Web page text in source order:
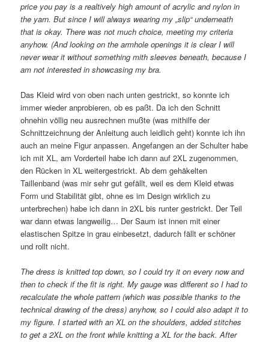
price you pay is a realtively high amount of acrylic and nylon in
the yarn. But since I will always wearing my „slip“ underneath
that is okay. There was not much choice, meeting my criteria
anyhow. (And looking on the armhole openings it is clear I will
never wear it without something mith sleeves beneath, because I
am not interested in showcasing my bra.
Das Kleid wird von oben nach unten gestrickt, so konnte ich
immer wieder anprobieren, ob es paßt. Da ich den Schnitt
ohnehin völlig neu ausrechnen mußte (was mithilfe der
Schnittzeichnung der Anleitung auch leidlich geht) konnte ich ihn
auch an meine Figur anpassen. Angefangen an der Schulter habe
ich mit XL, am Vorderteil habe ich dann auf 2XL zugenommen,
den Rücken in XL weitergestrickt. Ab dem gehäkelten
Taillenband (was mir sehr gut gefällt, weil es dem Kleid etwas
Form und Stabilität gibt, ohne es im Design wirklich zu
unterbrechen) habe ich dann in 2XL bis runter gestrickt. Der Teil
war dann etwas langweilig… Der Saum ist innen mit einer
elastischen Spitze in grau einbesetzt, dadurch fällt er schöner
und rollt nicht.
The dress is knitted top down, so I could try it on every now and
then to check if the fit is right. My gauge was different so I had to
recalculate the whole pattern (which was possible thanks to the
technical drawing of the dress) anyhow, so I could also adapt it to
my figure. I started with an XL on the shoulders, added stitches
to get a 2XL on the front while knitting a XL for the back. After